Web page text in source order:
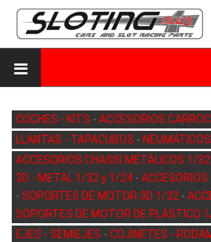
COCHES - KITS - ACCESORIOS
LLANTAS - TAPACUBOS - NEUMÁTICOS
ACCESORIOS CHASIS METÁLICOS 1/32
3D - METAL 1/32 y 1/24 -
- SOPORTES DE MOTOR 3D 1/32 -
SOPORTES DE MOTOR DE PLÁSTICO
EJES - SEMIEJES - COJINETES -